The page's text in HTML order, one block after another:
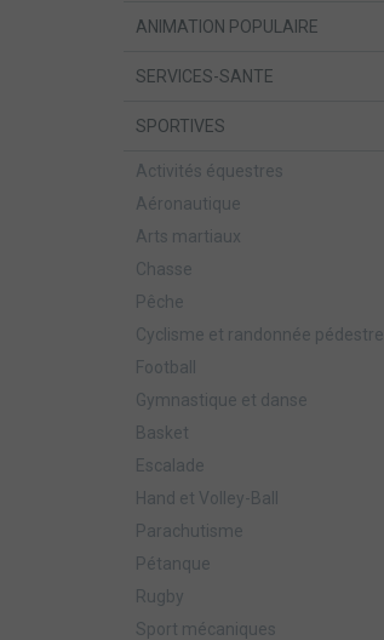
ANIMATION POPULAIRE
SERVICES-SANTE
SPORTIVES
Activités équestres
Aéronautique
Arts martiaux
Chasse
Pêche
Cyclisme et randonnée pédestre
Football
Gymnastique et danse
Basket
Escalade
Hand et Volley-Ball
Parachutisme
Pétanque
Rugby
Sport mécaniques